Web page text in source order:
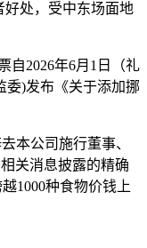
好处，受中东场面地
2026年6月1日（礼
委)发布《关于添加挪
本公司施行董事、
关消息披露的精确
1000种食物价钱上